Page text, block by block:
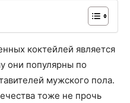
коктейлей является
они популярны по
мужского пола.
тоже не прочь